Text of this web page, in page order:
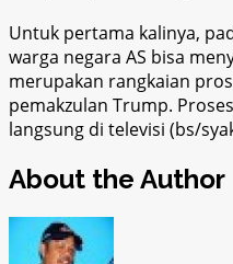
Untuk pertama kalinya,
warga negara AS bisa
merupakan rangkaian
pemakzulan Trump.
langsung di televisi (bs/
About the Author